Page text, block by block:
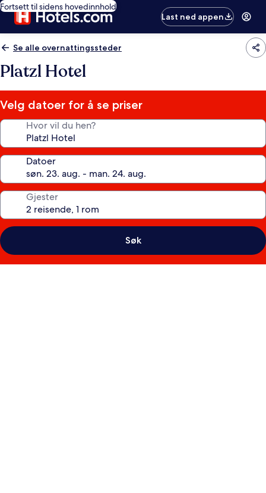
Fortsett til sidens hovedinnhold
Last ned appen
Se alle overnattingssteder
Platzl Hotel
Velg datoer for å se priser
Hvor vil du hen?
Datoer
Gjester
Søk